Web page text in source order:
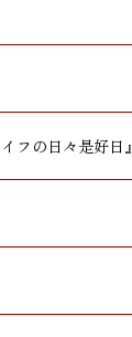
フの日々是好日』